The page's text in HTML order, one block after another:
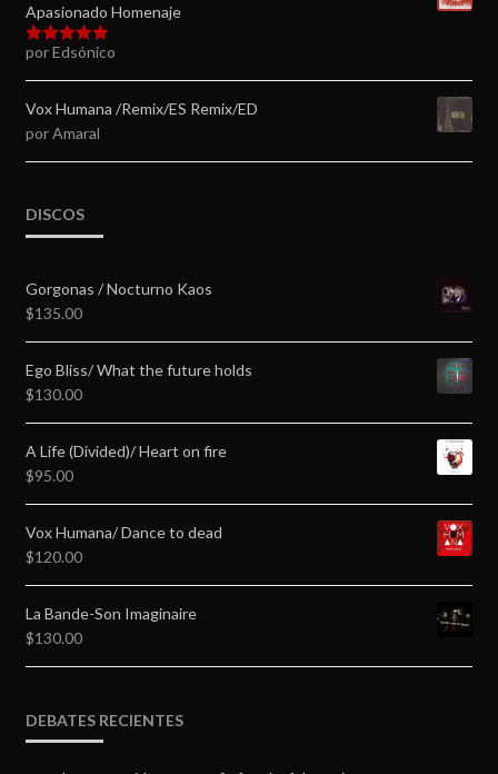
Apasionado Homenaje
Valorado en
por Edsónico
Vox Humana /Remix/ES Remix/ED
por Amaral
DISCOS
Gorgonas / Nocturno Kaos
$135.00
Ego Bliss/ What the future holds
$130.00
A Life (Divided)/ Heart on fire
$95.00
Vox Humana/ Dance to dead
$120.00
La Bande-Son Imaginaire
$130.00
DEBATES RECIENTES